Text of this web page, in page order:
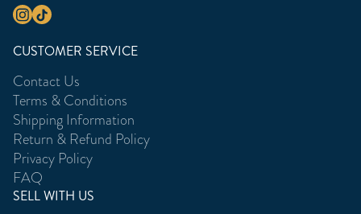
CUSTOMER SERVICE
Contact Us
Terms & Conditions
Shipping Information
Return & Refund Policy
Privacy Policy
FAQ
SELL WITH US